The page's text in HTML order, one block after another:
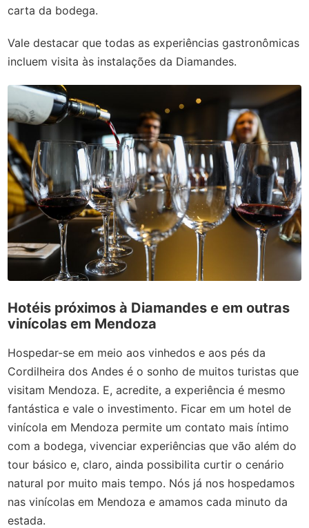
carta da bodega.
Vale destacar que todas as experiências gastronômicas
incluem visita às instalações da Diamandes.
Hotéis próximos à Diamandes e em outras
vinícolas em Mendoza
Hospedar-se em meio aos vinhedos e aos pés da
Cordilheira dos Andes é o sonho de muitos turistas que
visitam Mendoza. E, acredite, a experiência é mesmo
fantástica e vale o investimento. Ficar em um hotel de
vinícola em Mendoza permite um contato mais íntimo
com a bodega, vivenciar experiências que vão além do
tour básico e, claro, ainda possibilita curtir o cenário
natural por muito mais tempo. Nós já nos hospedamos
nas vinícolas em Mendoza e amamos cada minuto da
estada.